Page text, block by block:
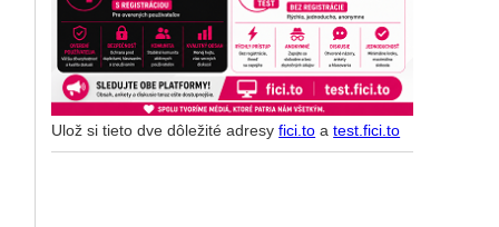
Ulož si tieto dve dôležité adresyfici.to atest.fici.to